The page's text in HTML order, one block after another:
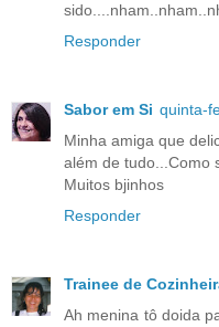
Responder
Sabor em Si quinta-
Minha amiga que
além de tudo...Como
Muitos bjinhos
Responder
Trainee de
Ah menina tô doida